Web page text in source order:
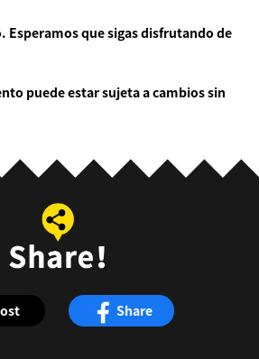
Esperamos que sigas disfrutando de
puede estar sujeta a cambios sin
Share